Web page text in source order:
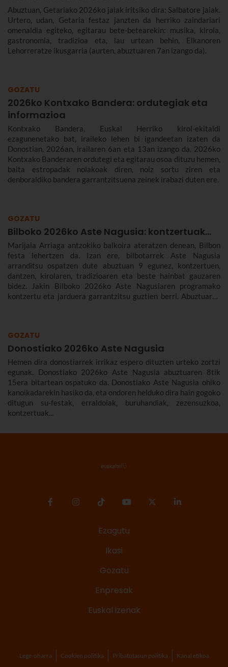
Abuztuan, Getariako 2026ko jaiak iritsiko dira: Salbatore jaiak.
Urtero, udan, Getaria festaz janzten da herriko zaindariari
omenaldia egiteko, egitarau bete-betearekin: musika, kirola,
gastronomia, tradizioa eta, lau urtean behin, Elkanoren
Lehorreratze ikusgarria (aurten, abuztuaren 7an izango da).
GOZATU
2026ko Kontxako Bandera: ordutegiak eta
informazioa
Kontxako Bandera, Euskal Herriko kirol-ekitaldi
ezagunenetako bat, iraileko lehen bi igandeetan izaten da
Donostian. 2026an, irailaren 6an eta 13an izango da. 2026ko
Kontxako Banderaren ordutegi eta egitarau osoa dituzu hemen,
baita estropadak nolakoak diren, noiz sortu ziren eta
denboraldiko bandera garrantzitsuena zeinek irabazi duten ere.
GOZATU
Bilboko 2026ko Aste Nagusia: kontzertuak...
Marijaia Arriaga antzokiko balkoira ateratzen denean, Bilbon
festa lehertzen da. Izan ere, bilbotarrek Aste Nagusia
arranditsu ospatzen dute abuztuan 9 egunez, kontzertuen,
dantzen, kirolaren, tradizioaren eta beste hainbat gauzaren
bidez. Jakin Bilboko 2026ko Aste Nagusiaren programako
kontzertu eta jarduera garrantzitsu guztien berri. Abuztuaren
GOZATU
Donostiako 2026ko Aste Nagusia
Hemen dira donostiarrek irrikaz espero dituzten urteko zortzi
egunak. Donostiako 2026ko Aste Nagusia abuztuaren 8tik
15era bitartean ospatuko da. Donostiako Aste Nagusia ohiko
kanoikadarekin hasiko da, eta ondoren helduko dira hain gogoko
ditugun su-festak, erraldoiak, buruhandiak, zezensuzkoa,
kontzertuak...
Ezagutu
Ikasi
Gozatu
Enpresak
Euskal izenak
Lege-oharra Cookien politika Pribatutasun politika Kanal etikoa